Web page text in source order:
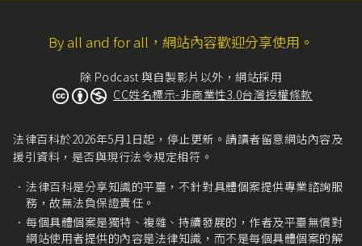
By all and for all，網站內容歡迎分享使用。
除 Podcast 與自製影片以外，網站採用
CC姓名標示-非商業性3.0台灣授權條款
法律百科於2026年5月1日起，停止更新。請讀者留意網站內容及
援引資料，是否與現行法令規定相符。
法律百科是分享知識的平臺，不針對具體個案提供專業諮詢服
務，故無法負保證責任。
每個具體個案是獨特、複雜、持續發展的，作者及平臺無償對
網站使用者提供的內容是法律知識，而不是每個具體個案的解